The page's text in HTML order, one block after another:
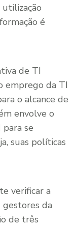
é
de TI
emprego da TI
o alcance de
envolve o
se
suas políticas
verificar a
da
de três